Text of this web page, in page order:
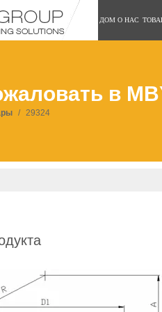
ДОМ О НАС
в
/ 29324